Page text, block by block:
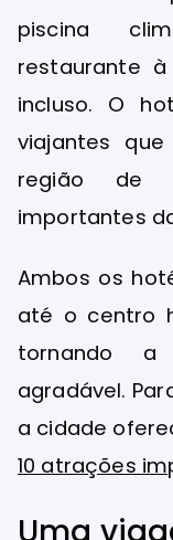
piscina
restaurante
incluso. O
viajantes
região de
importantes
Ambos os
até o centro
tornando a
agradável.
a cidade
10 atrações